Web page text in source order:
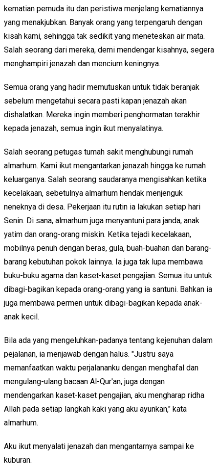
kematian pemuda itu dan peristiwa menjelang kematiannya
yang menakjubkan. Banyak orang yang terpengaruh dengan
kisah kami, sehingga tak sedikit yang meneteskan air mata.
Salah seorang dari mereka, demi mendengar kisahnya, segera
menghampiri jenazah dan mencium keningnya.
Semua orang yang hadir memutuskan untuk tidak beranjak
sebelum mengetahui secara pasti kapan jenazah akan
dishalatkan. Mereka ingin memberi penghormatan terakhir
kepada jenazah, semua ingin ikut menyalatinya.
Salah seorang petugas tumah sakit menghubungi rumah
almarhum. Kami ikut mengantarkan jenazah hingga ke rumah
keluarganya. Salah seorang saudaranya mengisahkan ketika
kecelakaan, sebetulnya almarhum hendak menjenguk
neneknya di desa. Pekerjaan itu rutin ia lakukan setiap hari
Senin. Di sana, almarhum juga menyantuni para janda, anak
yatim dan orang-orang miskin. Ketika tejadi kecelakaan,
mobilnya penuh dengan beras, gula, buah-buahan dan barang-
barang kebutuhan pokok lainnya. Ia juga tak lupa membawa
buku-buku agama dan kaset-kaset pengajian. Semua itu untuk
dibagi-bagikan kepada orang-orang yang ia santuni. Bahkan ia
juga membawa permen untuk dibagi-bagikan kepada anak-
anak kecil.
Bila ada yang mengeluhkan-padanya tentang kejenuhan dalam
pejalanan, ia menjawab dengan halus. "Justru saya
memanfaatkan waktu perjalananku dengan menghafal dan
mengulang-ulang bacaan Al-Qur'an, juga dengan
mendengarkan kaset-kaset pengajian, aku mengharap ridha
Allah pada setiap langkah kaki yang aku ayunkan," kata
almarhum.
Aku ikut menyalati jenazah dan mengantarnya sampai ke
kuburan.